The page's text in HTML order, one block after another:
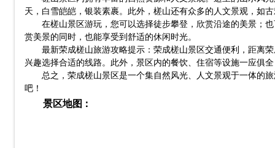
天，白雪皑皑，银装素裹。此外，槎山还有众多的人文景观，如
在槎山景区游玩，您可以选择徒步攀登，欣赏沿途的美景；
赏美景的同时，也能享受到舒适的休闲时光。
最新荣成槎山旅游攻略提示：荣成槎山景区交通便利，距离
兴趣选择合适的线路。此外，景区内的餐饮、住宿等设施一应俱
总之，荣成槎山景区是一个集自然风光、人文景观于一体的
吧！
景区地图：